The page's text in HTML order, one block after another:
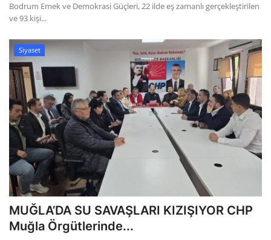
Bodrum Emek ve Demokrasi Güçleri, 22 ilde eş zamanlı gerçekleştirilen
ve 93 kişi...
Siyaset
MUĞLA’DA SU SAVAŞLARI KIZIŞIYOR CHP
Muğla Örgütlerinde...